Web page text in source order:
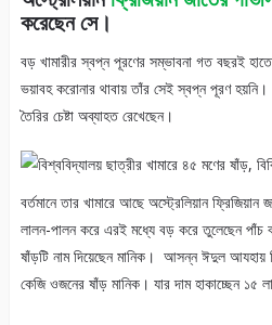
করেছেন সে।
বড় খামারীর স্বপ্ন পূরণের সম্ভাবনা গত বছরই
ভয়াবহ করোনার থাবায় তাঁর সেই স্বপ্ন পূরণ হয়নি।
তৈরির চেষ্টা অব্যাহত রেখেছেন।
বর্তমানে তার খামারে আছে অস্ট্রেলিয়ান
লালন-পালন করে এরই মধ্যে বড় করে তুলেছেন পাঁচ
ষাঁড়টি নাম দিয়েছেন মানিক। আসন্ন ঈদুল
কেজি ওজনের ষাঁড় মানিক। যার দাম হাকাচ্ছেন ১৫